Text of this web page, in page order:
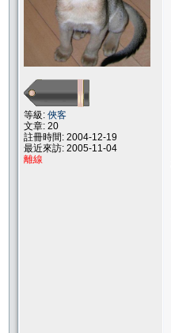
等級: 俠客
文章: 20
註冊時間: 2004-12-19
最近來訪: 2005-11-04
離線